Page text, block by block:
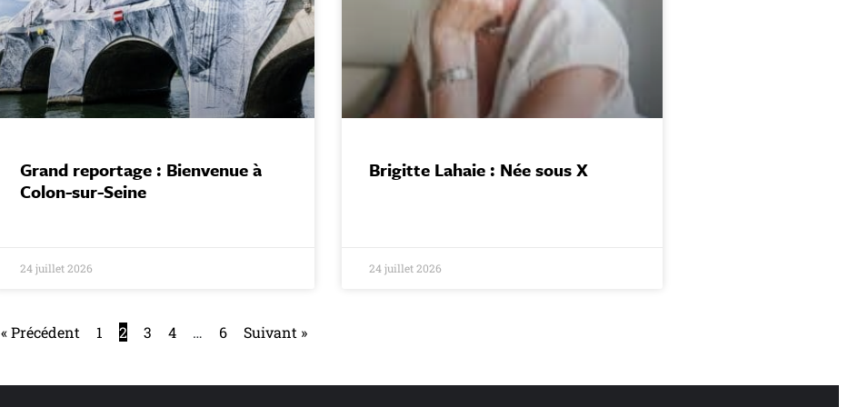
Grand reportage : Bienvenue à
Colon-sur-Seine
24 juillet 2026
Brigitte Lahaie : Née sous X
24 juillet 2026
« Précédent 1 2 3 4 … 6 Suivant »